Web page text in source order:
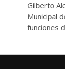
Gilberto
Municipal
funciones